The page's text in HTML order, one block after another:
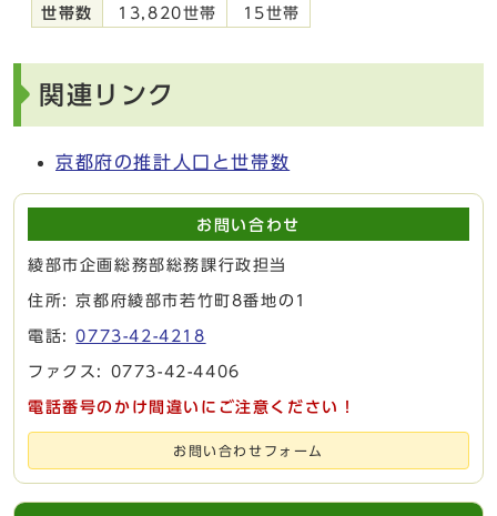
世帯数 13,820世帯 15世帯
関連リンク
京都府の推計人口と世帯数
お問い合わせ
綾部市企画総務部総務課行政担当
住所: 京都府綾部市若竹町8番地の1
電話:0773-42-4218
ファクス: 0773-42-4406
電話番号のかけ間違いにご注意ください！
お問い合わせフォーム